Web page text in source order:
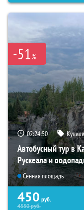
-51%
02:24:49
Автобусный тур в
Рускеала и
Сенная площадь
450 руб.
4550руб.